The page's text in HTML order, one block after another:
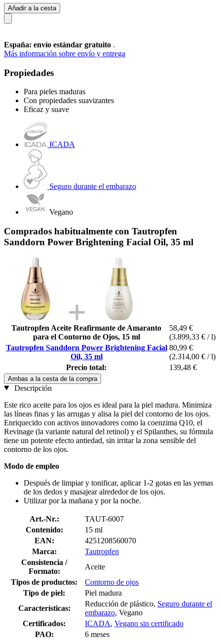
Añadir a la cesta
España: envío estándar gratuito .
Más información sobre envío y entrega
Propiedades
Para pieles maduras
Con propiedades suavizantes
Eficaz y suave
ICADA
Seguro durante el embarazo
Vegano
Comprados habitualmente con Tautropfen
Sanddorn Power Brightening Facial Oil, 35 ml
Tautropfen Aceite Reafirmante de Amaranto
para el Contorno de Ojos, 15 ml
58,49 €
(3.899,33 € / l)
Tautropfen Sanddorn Power Brightening Facial
Oil, 35 ml
80,99 €
(2.314,00 € / l)
Precio total:
139,48 €
Ambas a la cesta de la compra
Descripción
Este rico aceite para los ojos es ideal para la piel madura. Minimiza
las líneas finas y las arrugas y alisa la piel del contorno de los ojos.
Enriquecido con activos innovadores como la coenzima Q10, el
Revinage (la variante natural del retinol) y el Spilanthes, su fórmula
tiene un potente efecto antiedad, sin irritar la zona sensible del
contorno de los ojos.
Modo de empleo
Después de limpiar y tonificar, aplicar 1-2 gotas en las yemas
de los dedos y masajear alrededor de los ojos.
Utilizar por la mañana y por la noche.
Art.-Nr.:
TAUT-6007
Contenido:
15 ml
EAN:
4251208560070
Marca:
Tautropfen
Consistencia /
Formato:
Aceite
Tipos de productos:
Contorno de ojos
Tipo de piel:
Piel madura
Características:
Reducción de plástico, Seguro durante el
embarazo, Vegano
Certificados:
ICADA, Vegano sin certificado
PAO:
6 meses